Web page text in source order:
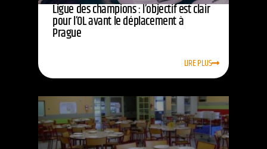
Ligue des champions : l’objectif est clair
pour l’OL avant le déplacement à
Prague
LIRE PLUS